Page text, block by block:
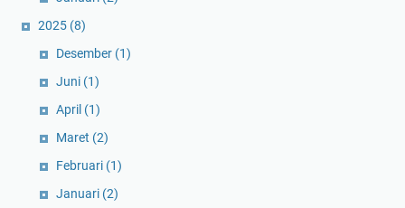
2025 (8)
Desember (1)
Juni (1)
April (1)
Maret (2)
Februari (1)
Januari (2)